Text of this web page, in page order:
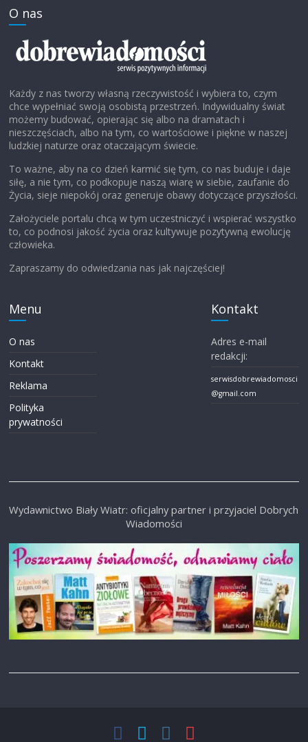
O nas
Każdy z nas tworzy własną rzeczywistość i wybiera to, czym
chce wypełniać swoją osobistą przestrzeń. Indywidualny świat
możemy budować, opierając się albo na dramatach i
nieszczęściach, albo na tym, co wartościowe i piękne w naszej
ludzkiej naturze oraz otaczającym świecie.
To ważne, aby na co dzień karmić się tym, co nas buduje i daje
siłę, a nie tym, co podkopuje naszą wiarę w siebie, zaufanie do
Życia, sieje niepokój oraz generuje obawy dotyczące przyszłości.
Założyciele portalu chcą w tym uczestniczyć i wspierać wszystko
to, co podnosi jakość życia oraz kultywuje pozytywną ewolucję
człowieka.
Zapraszamy do odwiedzania nas jak najczęściej!
Menu
O nas
Kontakt
Reklama
Polityka
prywatności
Kontakt
Adres e-mail
redakcji:
serwisdobrewiadomosci
@gmail.com
Wydawnictwo Biały Wiatr: oficjalny partner i przyjaciel Dobrych
Wiadomości